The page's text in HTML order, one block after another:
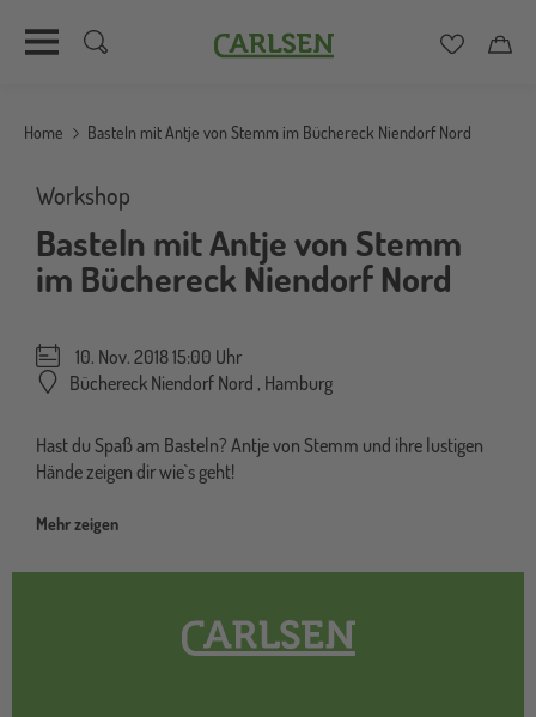
zum
Carlsen
Home Basteln mit Antje von Stemm im Büchereck Niendorf Nord
Workshop
Basteln mit Antje von Stemm
im Büchereck Niendorf Nord
10. Nov. 2018 15:00 Uhr
Büchereck Niendorf Nord , Hamburg
Hast du Spaß am Basteln? Antje von Stemm und ihre lustigen
Hände zeigen dir wie`s geht!
Mehr zeigen